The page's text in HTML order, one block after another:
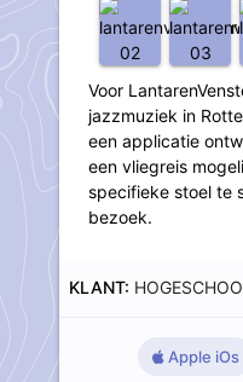
Voor
jazzmuziek in
een applicatie
een vliegreis
specifieke stoel te
bezoek.
KLANT:
Apple iOs